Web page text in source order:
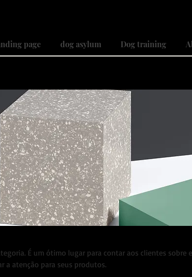
page dog asylum Dog training
É um ótimo lugar para contar aos clientes sobre
a atenção para seus produtos.